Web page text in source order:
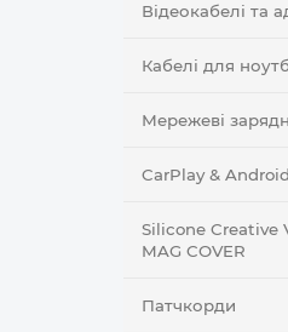
Відеокабелі та
Кабелі для
Мережеві
CarPlay &
Silicone Creative
MAG COVER
Патчкорди